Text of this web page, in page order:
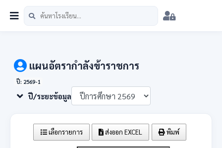
หน้าแรก นักเรียน บุคลากร วิชาการ
แผนอัตรากำลังข้าราชการ
ปี: 2569-1
ปี/ระยะข้อมูล
เลือกรายการ ส่งออก EXCEL พิมพ์